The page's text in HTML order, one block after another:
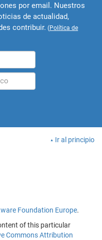
por email. Nuestros
de actualidad,
contribuir. (Política de
Ir al principio
Foundation Europe.
of this particular
Commons Attribution